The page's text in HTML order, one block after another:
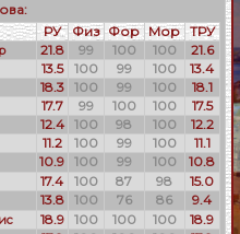
РУ Физ Фор Мор ТРУ
21.8 99 100 100
21.6
13.5 100 99 100
13.4
18.3 100 99 100
18.1
17.7 99 100 100
17.5
12.4 100 98 100
12.2
11.2 100 99 100
11.1
10.9 100 99 100
10.8
17.4 100 87 98
15.0
13.8 100 76 86
9.4
18.9 100 100 100
18.9